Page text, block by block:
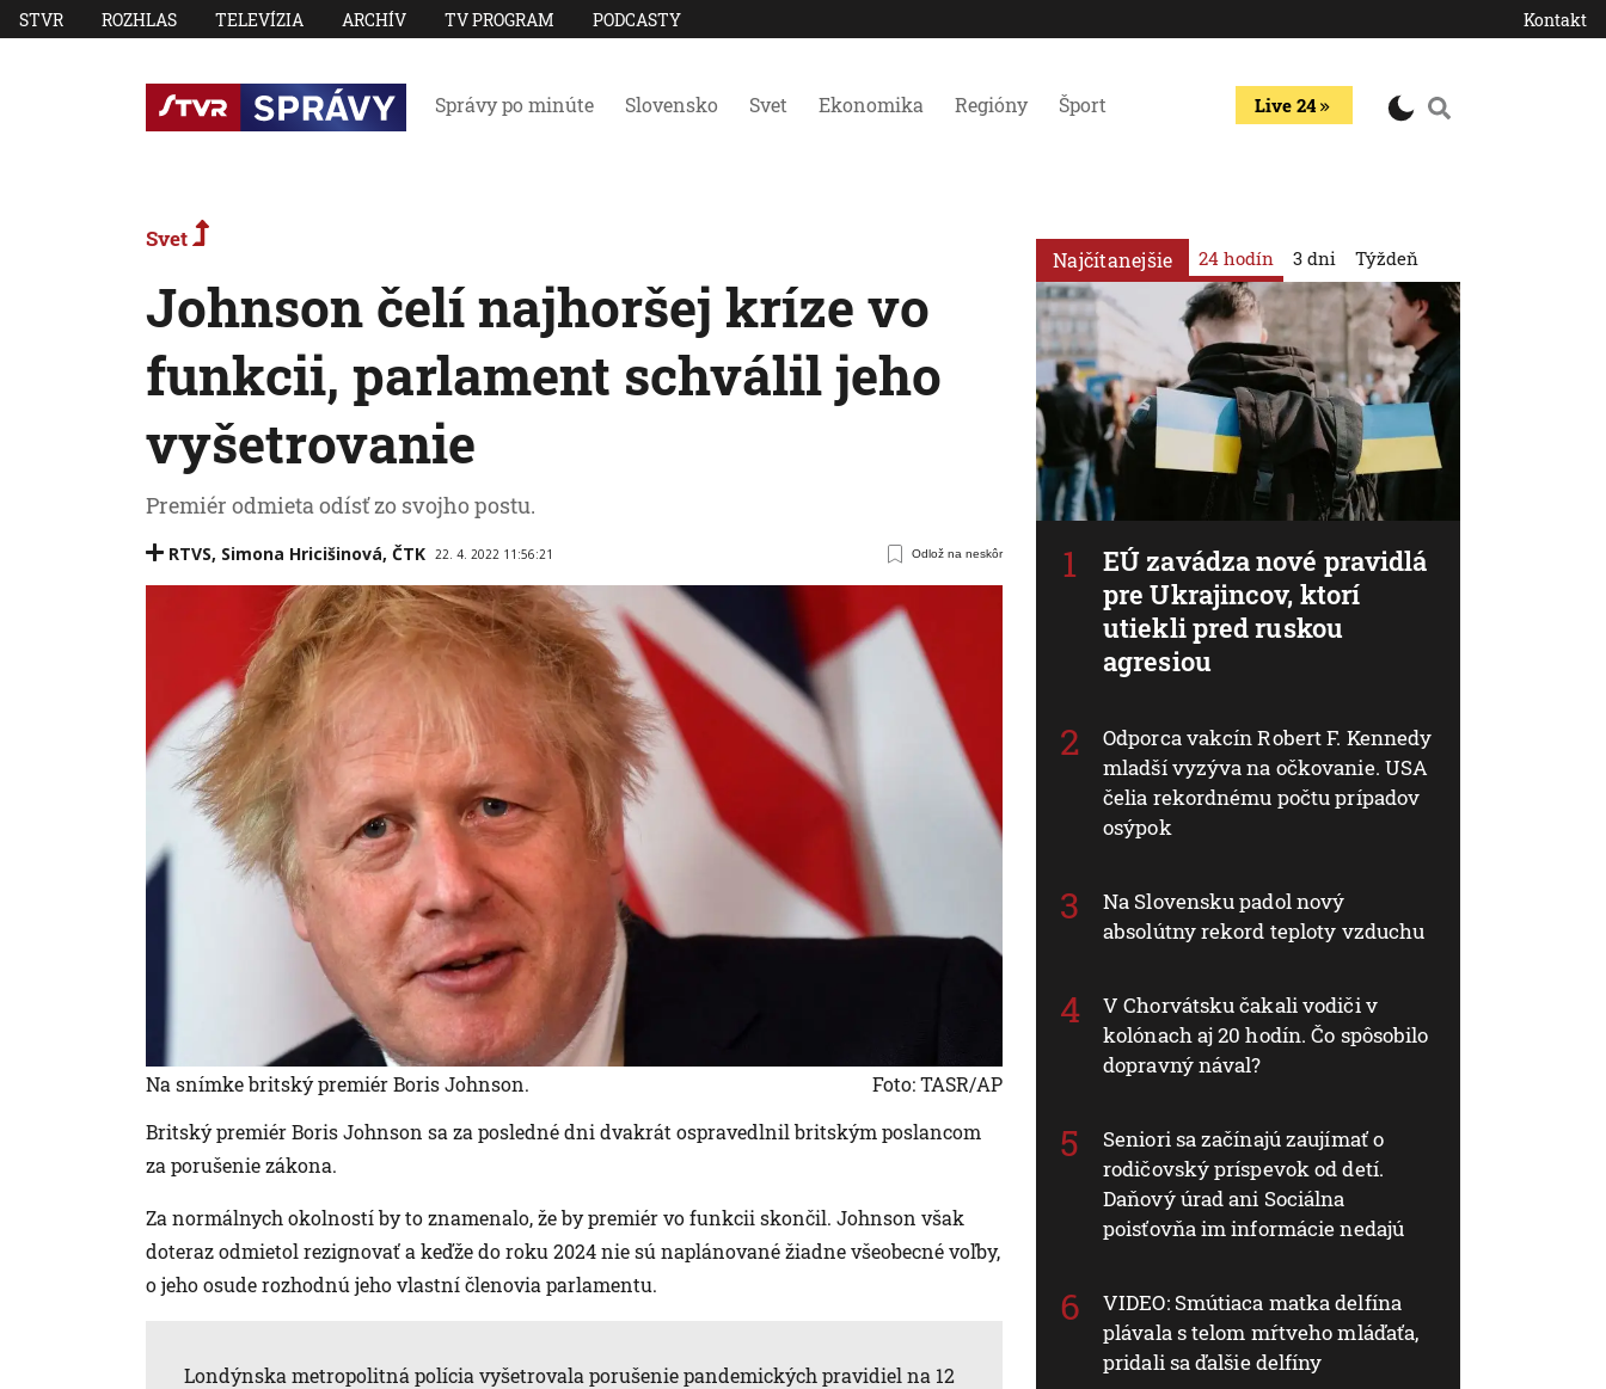
STVR ROZHLAS TELEVÍZIA ARCHÍV TV PROGRAM PODCASTY Kontakt
Správy po minúte Slovensko Svet Ekonomika Regióny Šport Live 24
Svet
Johnson čelí najhoršej kríze vo
funkcii, parlament schválil jeho
vyšetrovanie
Premiér odmieta odísť zo svojho postu.
RTVS, Simona Hricišinová, ČTK 22. 4. 2022 11:56:21 Odlož na neskôr
Na snímke britský premiér Boris Johnson.
Foto: TASR/AP
Britský premiér Boris Johnson sa za posledné dni dvakrát ospravedlnil britským poslancom
za porušenie zákona.
Za normálnych okolností by to znamenalo, že by premiér vo funkcii skončil. Johnson však
doteraz odmietol rezignovať a keďže do roku 2024 nie sú naplánované žiadne všeobecné voľby,
o jeho osude rozhodnú jeho vlastní členovia parlamentu.
Londýnska metropolitná polícia vyšetrovala porušenie pandemických pravidiel na 12
Najčítanejšie 24 hodín
EÚ zavádza nové pravidlá
pre Ukrajincov, ktorí
utiekli pred ruskou
agresiou
Odporca vakcín Robert F. Kennedy
mladší vyzýva na očkovanie. USA
čelia rekordnému počtu prípadov
osýpok
Na Slovensku padol nový
absolútny rekord teploty vzduchu
V Chorvátsku čakali vodiči v
kolónach aj 20 hodín. Čo spôsobilo
dopravný nával?
Seniori sa začínajú zaujímať o
rodičovský príspevok od detí.
Daňový úrad ani Sociálna
poisťovňa im informácie nedajú
VIDEO: Smútiaca matka delfína
plávala s telom mŕtveho mláďaťa,
pridali sa ďalšie delfíny
3 dni Týždeň